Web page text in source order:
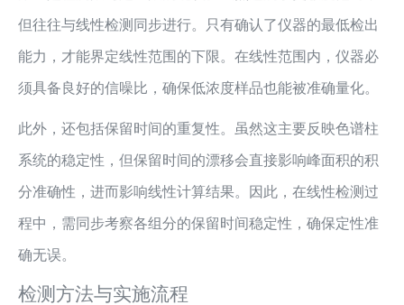
但往往与线性检测同步进行。只有确认了仪器的最低检出
能力，才能界定线性范围的下限。在线性范围内，仪器必
须具备良好的信噪比，确保低浓度样品也能被准确量化。
此外，还包括保留时间的重复性。虽然这主要反映色谱柱
系统的稳定性，但保留时间的漂移会直接影响峰面积的积
分准确性，进而影响线性计算结果。因此，在线性检测过
程中，需同步考察各组分的保留时间稳定性，确保定性准
确无误。
检测方法与实施流程